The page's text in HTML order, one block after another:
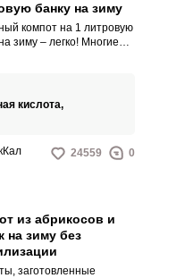
банку на зиму
компот на 1 литровую
зиму – легко! Многие
свою целостность и
кислота,
24559 0
из абрикосов и
на зиму без
заготовленные